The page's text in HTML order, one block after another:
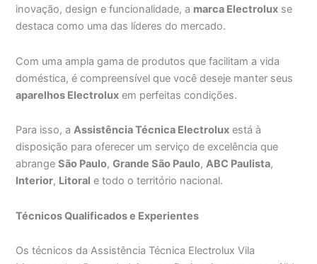
inovação, design e funcionalidade, a marca Electrolux se
destaca como uma das líderes do mercado.
Com uma ampla gama de produtos que facilitam a vida
doméstica, é compreensível que você deseje manter seus
aparelhos Electrolux em perfeitas condições.
Para isso, aAssistência Técnica Electrolux está à
disposição para oferecer um serviço de excelência que
abrangeSão Paulo,Grande São Paulo,ABC Paulista,
Interior, Litoral e todo o território nacional.
Técnicos Qualificados e Experientes
Os técnicos da Assistência Técnica Electrolux Vila